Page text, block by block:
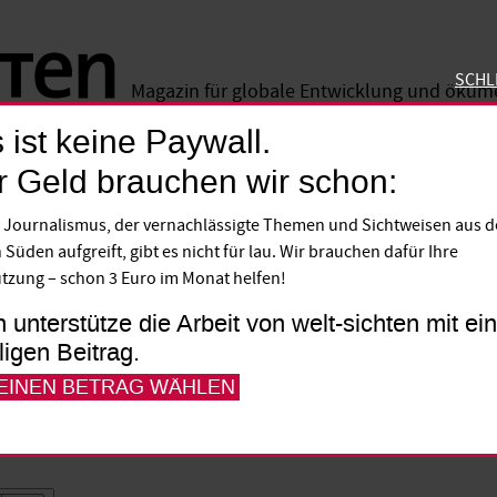
Magazin für globale Entwicklung und
und kleine Biogasanlagen – für die
angepasste Technologien eine große
Schell
ist keine Paywall.
Geld brauchen wir schon:
Journalismus, der vernachlässigte Themen und Sichtweisen aus
Süden aufgreift, gibt es nicht für lau. Wir brauchen dafür Ihre
– schon 3 Euro im Monat helfen!
unterstütze die Arbeit von welt-sichten mit
Beitrag.
BETRAG WÄHLEN